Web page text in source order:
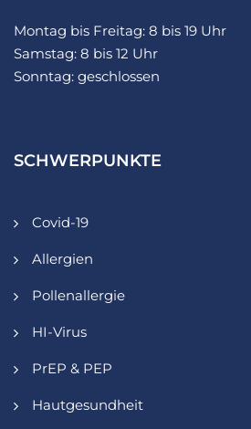
Montag bis Freitag: 8 bis 19 Uhr
Samstag: 8 bis 12 Uhr
Sonntag: geschlossen
SCHWERPUNKTE
Covid-19
Allergien
Pollenallergie
HI-Virus
PrEP & PEP
Hautgesundheit